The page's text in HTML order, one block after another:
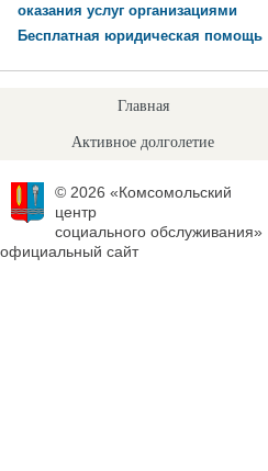
оказания услуг организациями
Бесплатная юридическая помощь
Главная
Активное долголетие
© 2026 «Комсомольский
центр
социального обслуживания»
официальный сайт